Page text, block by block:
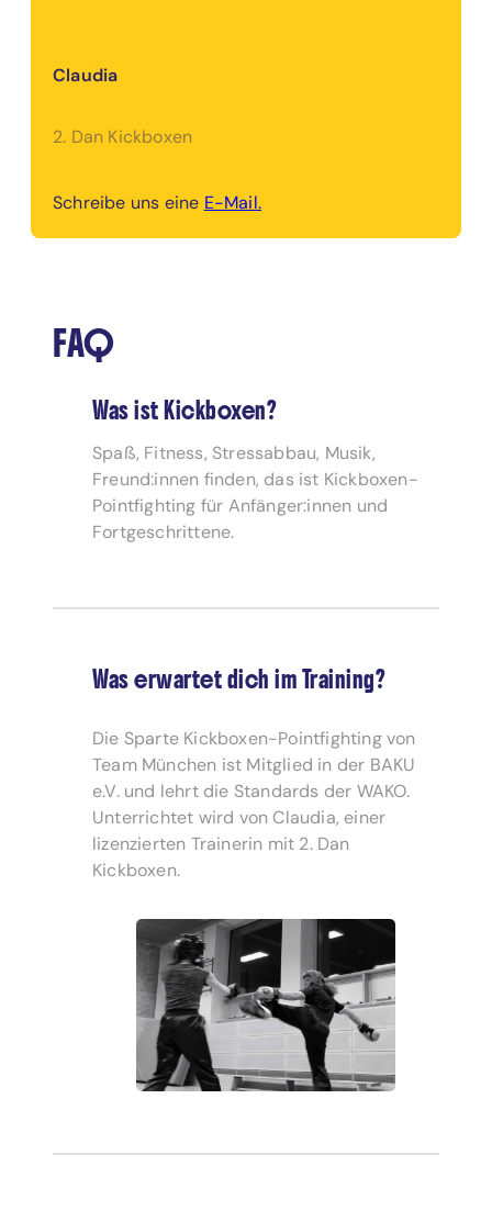
Claudia
2. Dan Kickboxen
Schreibe uns eine E-Mail.
FAQ
Was ist Kickboxen?
Spaß, Fitness, Stressabbau, Musik,
Freund:innen finden, das ist Kickboxen-
Pointfighting für Anfänger:innen und
Fortgeschrittene.
Was erwartet dich im Training?
Die Sparte Kickboxen-Pointfighting von
Team München ist Mitglied in der BAKU
e.V. und lehrt die Standards der WAKO.
Unterrichtet wird von Claudia, einer
lizenzierten Trainerin mit 2. Dan
Kickboxen.